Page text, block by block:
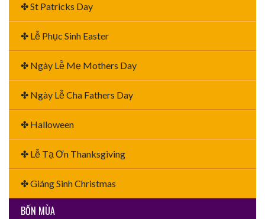
✤ St Patricks Day
✤ Lễ Phục Sinh Easter
✤ Ngày Lễ Mẹ Mothers Day
✤ Ngày Lễ Cha Fathers Day
✤ Halloween
✤ Lễ Tạ Ơn Thanksgiving
✤ Giáng Sinh Christmas
BỐN MÙA